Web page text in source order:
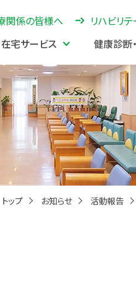
関係の皆様へ
リハビリ
在宅サービス 健康診断
トップ お知らせ 活動報告